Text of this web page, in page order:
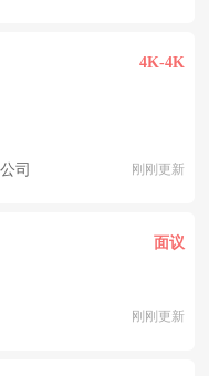
4K-4K
司 刚刚更新
面议
刚刚更新